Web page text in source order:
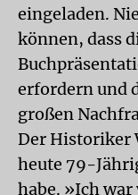
eingeladen.
können, dass
erfordern und
großen
Der Historiker
heute 79-
habe. »Ich